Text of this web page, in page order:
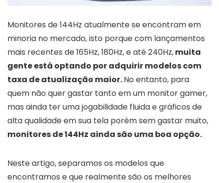
Monitores de 144Hz atualmente se encontram em
minoria no mercado, isto porque com lançamentos
mais recentes de 165Hz, 180Hz, e até 240Hz,muita
gente está optando por adquirir modelos com
taxa de atualização maior.No entanto, para
quem não quer gastar tanto em um monitor gamer,
mas ainda ter uma jogabilidade fluida e gráficos de
alta qualidade em sua tela porém sem gastar muito,
monitores de 144Hz ainda são uma boa opção.
Neste artigo, separamos os modelos que
encontramos e que realmente são os melhores